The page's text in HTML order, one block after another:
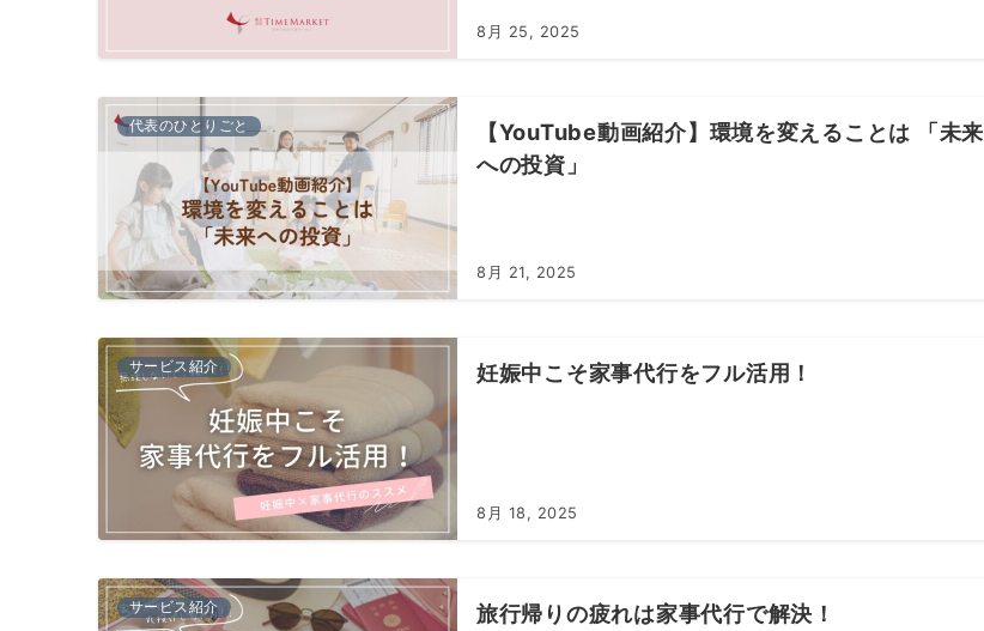
8月 25, 2025
代表のひとりごと
【YouTube動画紹介】環境を変えることは 「未来
への投資」
8月 21, 2025
サービス紹介 妊娠中こそ家事代行をフル活用！
8月 18, 2025
サービス紹介 旅行帰りの疲れは家事代行で解決！